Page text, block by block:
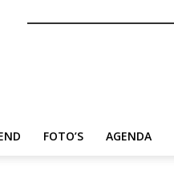
FOTO’S AGENDA